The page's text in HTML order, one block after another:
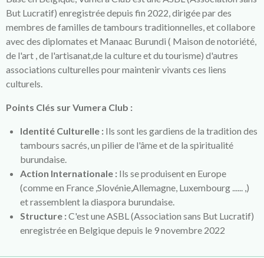
But Lucratif) enregistrée depuis fin 2022, dirigée par des
membres de familles de tambours traditionnelles, et collabore
avec des diplomates et Manaac Burundi ( Maison de notoriété,
de l'art , de l'artisanat,de la culture et du tourisme) d'autres
associations culturelles pour maintenir vivants ces liens
culturels.
Points Clés sur Vumera Club :
Identité Culturelle : Ils sont les gardiens de la tradition des
tambours sacrés, un pilier de l'âme et de la spiritualité
burundaise.
Action Internationale : Ils se produisent en Europe
(comme en France ,Slovénie,Allemagne, Luxembourg ...... ,)
et rassemblent la diaspora burundaise.
Structure :C'est une ASBL (Association sans But Lucratif)
enregistrée en Belgique depuis le 9 novembre 2022